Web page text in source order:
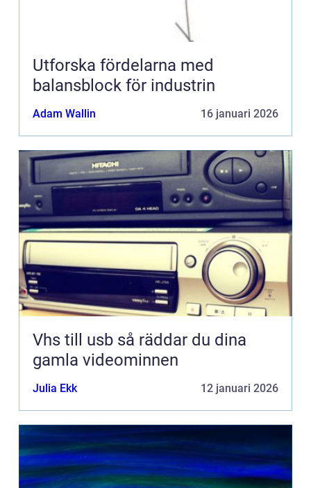
Utforska fördelarna med
balansblock för industrin
Adam Wallin 16 januari 2026
Vhs till usb så räddar du dina
gamla videominnen
Julia Ekk 12 januari 2026